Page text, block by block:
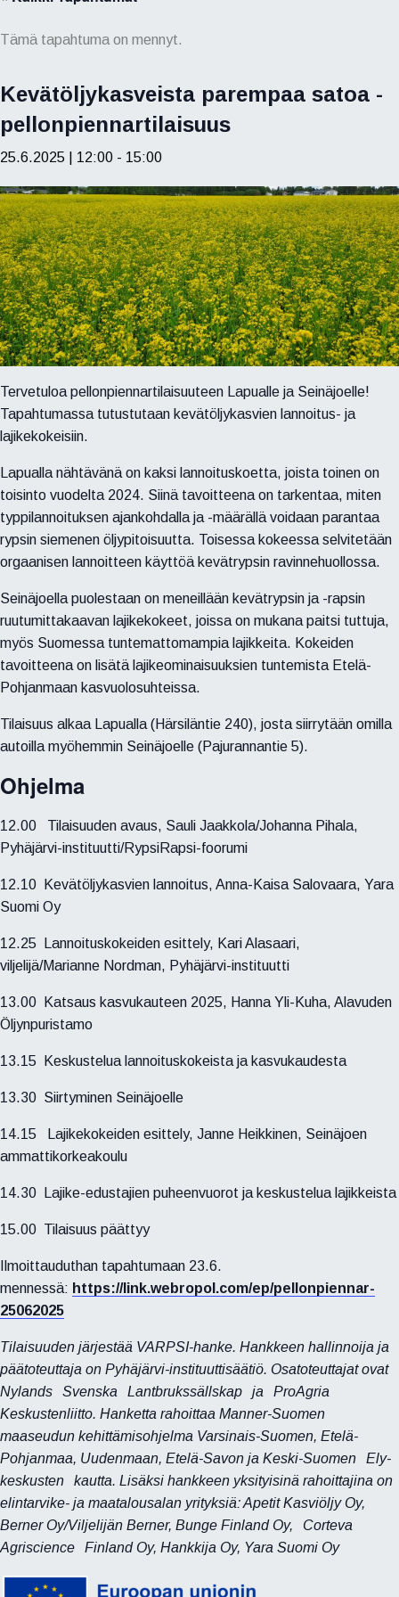
Tämä tapahtuma on mennyt.
Kevätöljykasveista parempaa satoa -
pellonpiennartilaisuus
25.6.2025 | 12:00 - 15:00
Tervetuloa pellonpiennartilaisuuteen Lapualle ja Seinäjoelle!
Tapahtumassa tutustutaan kevätöljykasvien lannoitus- ja
lajikekokeisiin.
Lapualla nähtävänä on kaksi lannoituskoetta, joista toinen on
toisinto vuodelta 2024. Siinä tavoitteena on tarkentaa, miten
typpilannoituksen ajankohdalla ja -määrällä voidaan parantaa
rypsin siemenen öljypitoisuutta. Toisessa kokeessa selvitetään
orgaanisen lannoitteen käyttöä kevätrypsin ravinnehuollossa.
Seinäjoella puolestaan on meneillään kevätrypsin ja -rapsin
ruutumittakaavan lajikekokeet, joissa on mukana paitsi tuttuja,
myös Suomessa tuntemattomampia lajikkeita. Kokeiden
tavoitteena on lisätä lajikeominaisuuksien tuntemista Etelä-
Pohjanmaan kasvuolosuhteissa.
Tilaisuus alkaa Lapualla (Härsiläntie 240), josta siirrytään omilla
autoilla myöhemmin Seinäjoelle (Pajurannantie 5).
Ohjelma
12.00 Tilaisuuden avaus, Sauli Jaakkola/Johanna Pihala,
Pyhäjärvi-instituutti/RypsiRapsi-foorumi
12.10 Kevätöljykasvien lannoitus, Anna-Kaisa Salovaara, Yara
Suomi Oy
12.25 Lannoituskokeiden esittely, Kari Alasaari,
viljelijä/Marianne Nordman, Pyhäjärvi-instituutti
13.00 Katsaus kasvukauteen 2025, Hanna Yli-Kuha, Alavuden
Öljynpuristamo
13.15 Keskustelua lannoituskokeista ja kasvukaudesta
13.30 Siirtyminen Seinäjoelle
14.15 Lajikekokeiden esittely, Janne Heikkinen, Seinäjoen
ammattikorkeakoulu
14.30 Lajike-edustajien puheenvuorot ja keskustelua lajikkeista
15.00 Tilaisuus päättyy
Ilmoittauduthan tapahtumaan 23.6.
mennessä: https://link.webropol.com/ep/pellonpiennar-
25062025
Tilaisuuden järjestää VARPSI-hanke. Hankkeen hallinnoija ja
päätoteuttaja on Pyhäjärvi-instituuttisäätiö. Osatoteuttajat ovat
Nylands
Svenska Lantbrukssällskap ja
ProAgria
Keskustenliitto. Hanketta rahoittaa Manner-Suomen
maaseudun kehittämisohjelma Varsinais-Suomen, Etelä-
Pohjanmaa, Uudenmaan, Etelä-Savon ja Keski-Suomen
Ely-
keskusten
kautta. Lisäksi hankkeen yksityisinä rahoittajina on
elintarvike- ja maatalousalan yrityksiä: Apetit Kasviöljy Oy,
Berner Oy/Viljelijän Berner, Bunge Finland Oy,
Corteva
Agriscience
Finland Oy, Hankkija Oy, Yara Suomi Oy